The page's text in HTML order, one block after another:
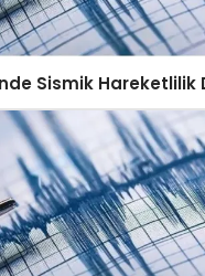
Sismik Hareketlilik